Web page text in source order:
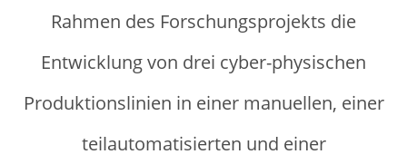
Rahmen des Forschungsprojekts die
Entwicklung von drei cyber-physischen
Produktionslinien in einer manuellen, einer
teilautomatisierten und einer